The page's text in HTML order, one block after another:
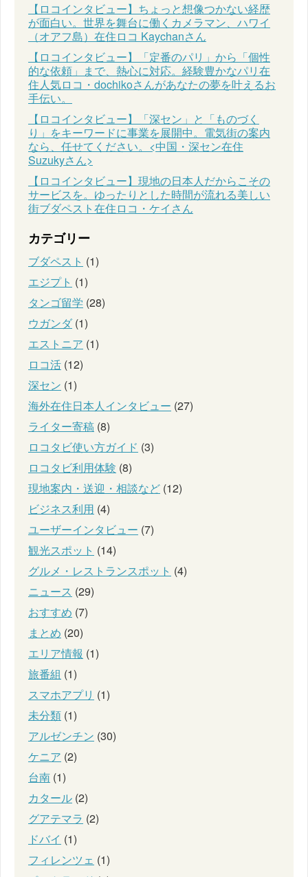
【ロコインタビュー】ちょっと想像つかない経歴
が面白い。世界を舞台に働くカメラマン、ハワイ
（オアフ島）在住ロコ Kaychanさん
【ロコインタビュー】「定番のパリ」から「個性
的な依頼」まで、熱心に対応。経験豊かなパリ在
住人気ロコ・dochikoさんがあなたの夢を叶えるお
手伝い。
【ロコインタビュー】「深セン」と「ものづく
り」をキーワードに事業を展開中。電気街の案内
なら、任せてください。<中国・深セン在住
Suzukyさん>
【ロコインタビュー】現地の日本人だからこその
サービスを。ゆったりとした時間が流れる美しい
街ブダペスト在住ロコ・ケイさん
カテゴリー
ブダペスト (1)
エジプト (1)
タンゴ留学 (28)
ウガンダ(1)
エストニア (1)
ロコ活 (12)
深セン (1)
海外在住日本人インタビュー (27)
ライター寄稿 (8)
ロコタビ使い方ガイド (3)
ロコタビ利用体験 (8)
現地案内・送迎・相談など (12)
ビジネス利用 (4)
ユーザーインタビュー (7)
観光スポット (14)
グルメ・レストランスポット (4)
ニュース (29)
おすすめ (7)
まとめ (20)
エリア情報 (1)
旅番組 (1)
スマホアプリ (1)
未分類 (1)
アルゼンチン (30)
ケニア (2)
台南 (1)
カタール (2)
グアテマラ (2)
ドバイ (1)
フィレンツェ (1)